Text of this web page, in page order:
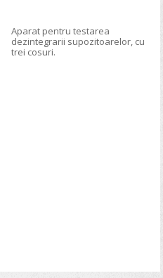
Aparat pentru testarea
dezintegrarii supozitoarelor, cu
trei cosuri.